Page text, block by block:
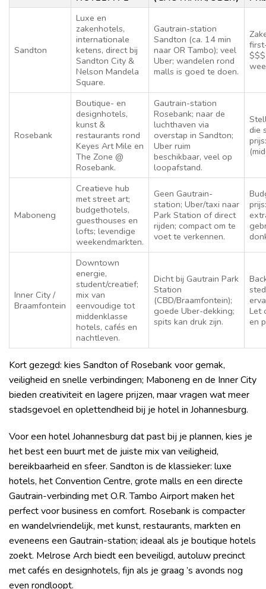
Sandton
Luxe en
zakenhotels,
internationale
ketens, direct bij
Sandton City &
Nelson Mandela
Square.
Gautrain-station
Sandton (ca. 14 min
naar OR Tambo); veel
Uber; wandelen rond
malls is goed te doen.
Rosebank
Boutique- en
designhotels,
kunst &
restaurants rond
Keyes Art Mile en
The Zone @
Rosebank.
Gautrain-station
Rosebank; naar de
luchthaven via
overstap in Sandton;
Uber ruim
beschikbaar, veel op
loopafstand.
die
Maboneng
Creatieve hub
met street art;
budgethotels,
guesthouses en
lofts; levendige
weekendmarkten.
Geen Gautrain-
station; Uber/taxi naar
Park Station of direct
rijden; compact om te
voet te verkennen.
Inner City /
Braamfontein
Downtown
energie,
student/creatief;
mix van
eenvoudige tot
middenklasse
hotels, cafés en
nachtleven.
Dicht bij Gautrain Park
Station
(CBD/Braamfontein);
goede Uber-dekking;
spits kan druk zijn.
Let
en
Kort gezegd: kies Sandton of Rosebank voor gemak,
veiligheid en snelle verbindingen; Maboneng en de Inner City
bieden creativiteit en lagere prijzen, maar vragen wat meer
stadsgevoel en oplettendheid bij je hotel in Johannesburg.
Voor een hotel Johannesburg dat past bij je plannen, kies je
het best een buurt met de juiste mix van veiligheid,
bereikbaarheid en sfeer. Sandton is de klassieker: luxe
hotels, het Convention Centre, grote malls en een directe
Gautrain-verbinding met O.R. Tambo Airport maken het
perfect voor business en comfort. Rosebank is compacter
en wandelvriendelijk, met kunst, restaurants, markten en
eveneens een Gautrain-station; ideaal als je boutique hotels
zoekt. Melrose Arch biedt een beveiligd, autoluw precinct
met cafés en designhotels, fijn als je graag ’s avonds nog
even rondloopt.